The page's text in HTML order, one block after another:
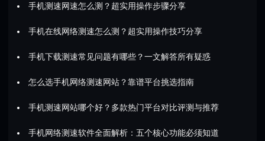
手机测速网速怎么测？超实用操作步骤分享
手机在线网络测速怎么测？超实用操作技巧分享
手机下载测速常见问题有哪些？一文解答所有疑惑
怎么选手机网络测速网站？靠谱平台挑选指南
手机测速网站哪个好？多款热门平台对比评测与推荐
手机网络测速软件全面解析：五个核心功能必须知道